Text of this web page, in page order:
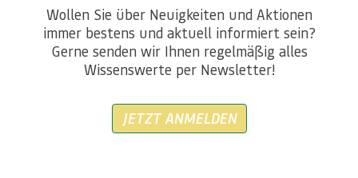
Wollen Sie über Neuigkeiten und Aktionen
immer bestens und aktuell informiert sein?
Gerne senden wir Ihnen regelmäßig alles
Wissenswerte per Newsletter!
JETZT ANMELDEN